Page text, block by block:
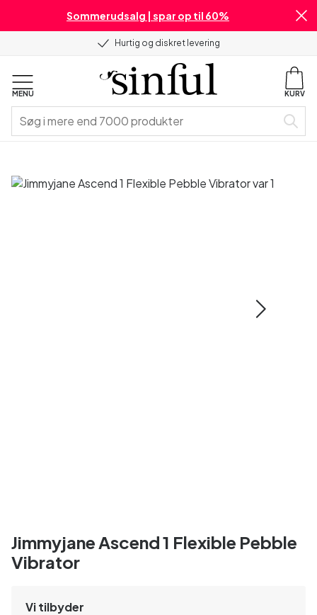
Sommerudsalg | spar op til 60%
Hurtig og diskret levering
MENU KURV
Jimmyjane Ascend 1 Flexible Pebble
Vibrator
Vi tilbyder